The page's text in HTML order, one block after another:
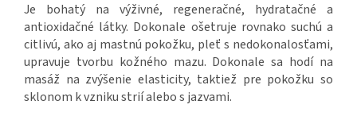
Je bohatý na výživné, regeneračné, hydratačné a
antioxidačné látky. Dokonale ošetruje rovnako suchú a
citlivú, ako aj mastnú pokožku, pleť s nedokonalosťami,
upravuje tvorbu kožného mazu. Dokonale sa hodí na
masáž na zvýšenie elasticity, taktiež pre pokožku so
sklonom k vzniku strií alebo s jazvami.